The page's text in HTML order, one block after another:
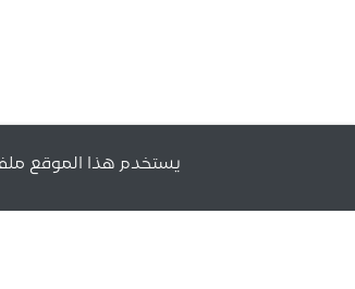
يستخدم هذا الموقع